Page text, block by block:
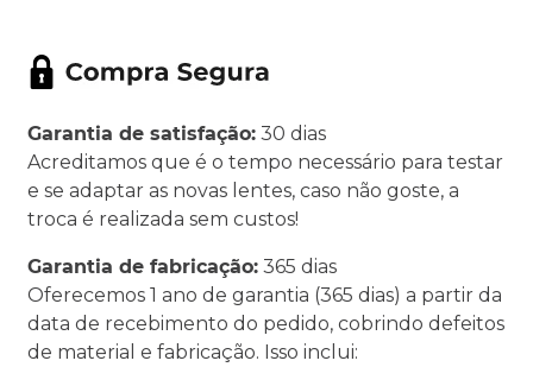
Garantia de satisfação: 30 dias
Acreditamos que é o tempo necessário para testar
e se adaptar as novas lentes, caso não goste, a
troca é realizada sem custos!
Garantia de fabricação: 365 dias
Oferecemos 1 ano de garantia (365 dias) a partir da
data de recebimento do pedido, cobrindo defeitos
de material e fabricação. Isso inclui: